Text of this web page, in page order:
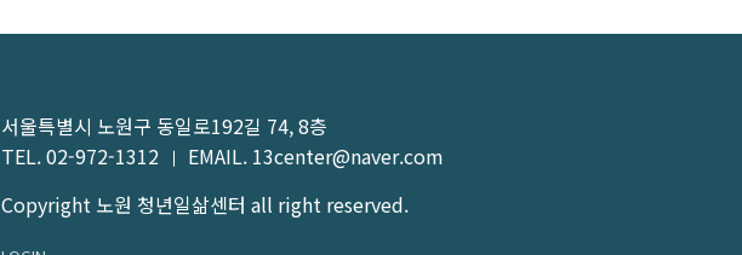
서울특별시 노원구 동일로192길 74, 8층
TEL.02-972-1312 EMAIL. 13center@naver.com
Copyright 노원 청년일삶센터 all right reserved.